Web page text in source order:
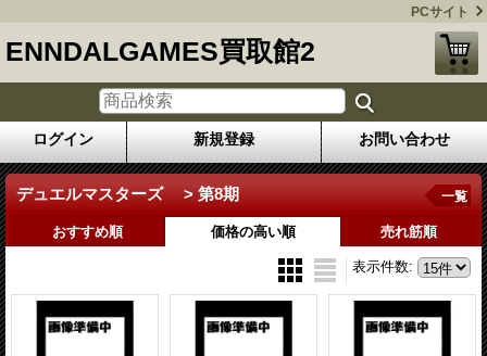
PCサイト
ENNDALGAMES買取館2
ログイン 新規登録 お問い合わせ
デュエルマスターズ > 第8期 一覧
おすすめ順 価格の高い順 売れ筋順
表示件数: